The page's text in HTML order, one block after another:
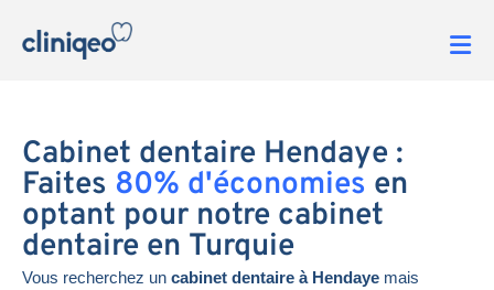
Cabinet dentaire Hendaye :
Faites 80% d'économies en
optant pour notre cabinet
dentaire en Turquie
Vous recherchez un cabinet dentaire à Hendaye mais